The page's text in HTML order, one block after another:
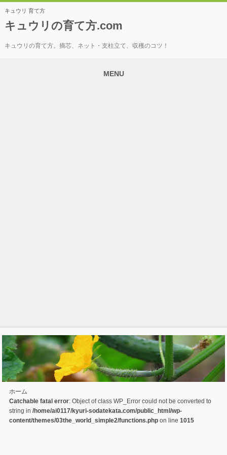
キュウリ 育て方
キュウリの育て方.com
キュウリの育て方。摘芯、ネット・支柱立て、収穫のコツ！
MENU
ホーム
Catchable fatal error: Object of class WP_Error could not be converted to
string in /home/ai0117/kyuri-sodatekata.com/public_html/wp-
content/themes/03the_world_simple2/functions.phpon line 1015